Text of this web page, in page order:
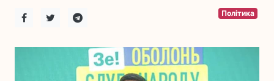
Політика